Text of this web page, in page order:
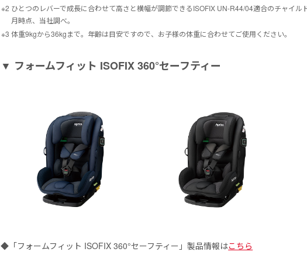
※2 ひとつのレバーで成長に合わせて高さと横幅が調節できるISOFIX UN-R44/04適合のチャイル
月時点、当社調べ。
※3 体重9kgから36kgまで。年齢は目安ですので、お子様の体重に合わせてご使用ください。
▼ フォームフィット ISOFIX 360°セーフティー
◆「フォームフィット ISOFIX 360°セーフティー」製品情報はこちら